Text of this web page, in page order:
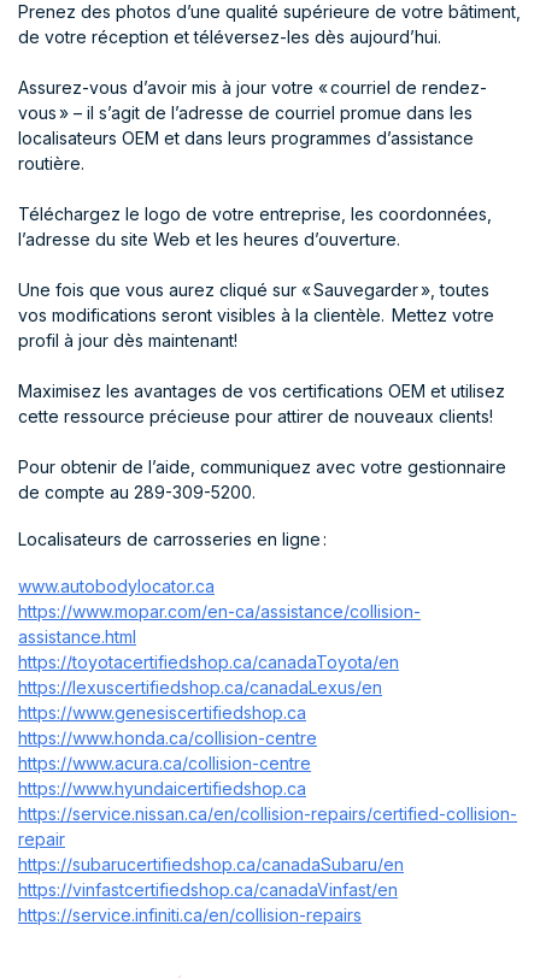
Prenez des photos d’une qualité supérieure de votre bâtiment,
de votre réception et téléversez-les dès aujourd’hui.
Assurez-vous d’avoir mis à jour votre « courriel de rendez-
vous » – il s’agit de l’adresse de courriel promue dans les
localisateurs OEM et dans leurs programmes d’assistance
routière.
Téléchargez le logo de votre entreprise, les coordonnées,
l’adresse du site Web et les heures d’ouverture.
Une fois que vous aurez cliqué sur « Sauvegarder », toutes
vos modifications seront visibles à la clientèle. Mettez votre
profil à jour dès maintenant!
Maximisez les avantages de vos certifications OEM et utilisez
cette ressource précieuse pour attirer de nouveaux clients!
Pour obtenir de l’aide, communiquez avec votre gestionnaire
de compte au 289-309-5200.
Localisateurs de carrosseries en ligne :
www.autobodylocator.ca
https://www.mopar.com/en-ca/assistance/collision-
assistance.html
https://toyotacertifiedshop.ca/canadaToyota/en
https://lexuscertifiedshop.ca/canadaLexus/en
https://www.genesiscertifiedshop.ca
https://www.honda.ca/collision-centre
https://www.acura.ca/collision-centre
https://www.hyundaicertifiedshop.ca
https://service.nissan.ca/en/collision-repairs/certified-collision-
repair
https://subarucertifiedshop.ca/canadaSubaru/en
https://vinfastcertifiedshop.ca/canadaVinfast/en
https://service.infiniti.ca/en/collision-repairs